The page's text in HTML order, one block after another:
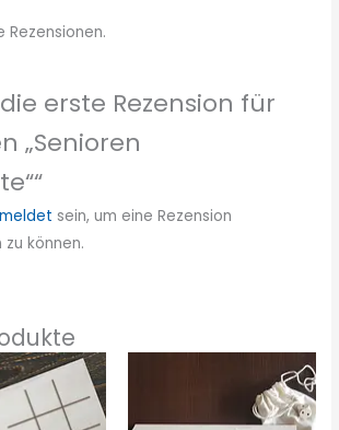
Rezensionen.
erste Rezension für
„Senioren
sein, um eine Rezension
können.